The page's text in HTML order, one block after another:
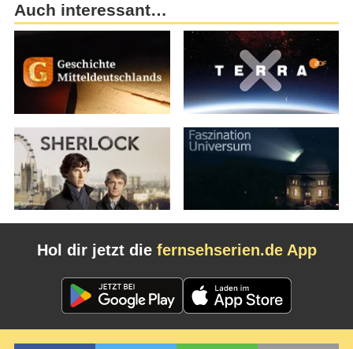
Auch interessant…
Hol dir jetzt die fernsehserien.de App